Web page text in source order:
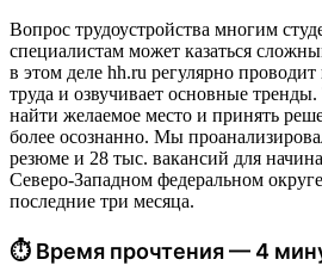
Вопрос трудоустройства многим
специалистам может казаться
в этом деле hh.ru регулярно
труда и озвучивает основные
найти желаемое место и принять
более осознанно. Мы
резюме и 28 тыс. вакансий для
Северо-Западном федеральном
последние три месяца.
⏱ Время прочтения — 4